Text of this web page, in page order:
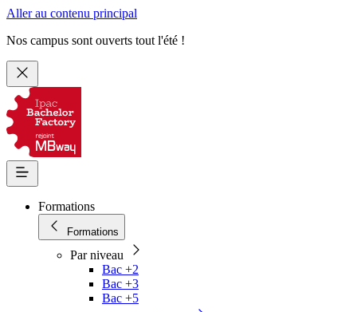
Aller au contenu principal
Nos campus sont ouverts tout l'été !
Formations
Formations
Par niveau
Bac +2
Bac +3
Bac +5